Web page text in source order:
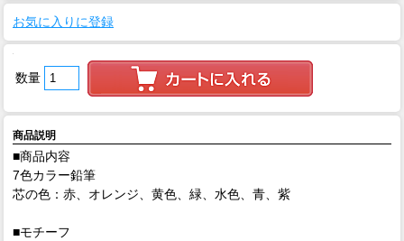
お気に入りに登録
数量
商品説明
■商品内容
7色カラー鉛筆
芯の色：赤、オレンジ、黄色、緑、水色、青、紫
■モチーフ